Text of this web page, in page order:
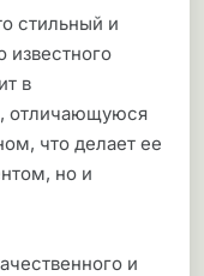
стильный и
известного
в
отличающуюся
что делает ее
но и
и